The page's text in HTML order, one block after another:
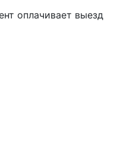
оплачивает выезд